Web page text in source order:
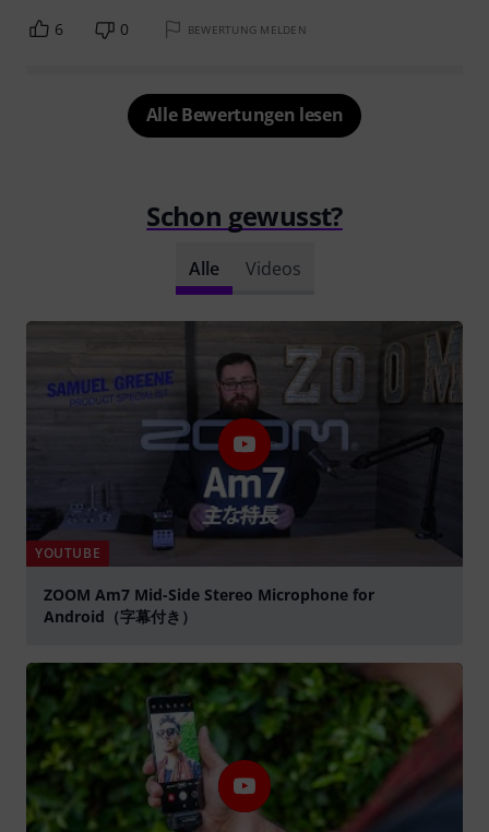
6 0 BEWERTUNG MELDEN
Alle Bewertungen lesen
Schon gewusst?
Alle Videos
YOUTUBE
ZOOM Am7 Mid-Side Stereo Microphone for
Android（字幕付き）